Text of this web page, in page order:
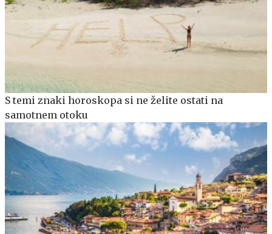
S temi znaki horoskopa si ne želite ostati na
samotnem otoku